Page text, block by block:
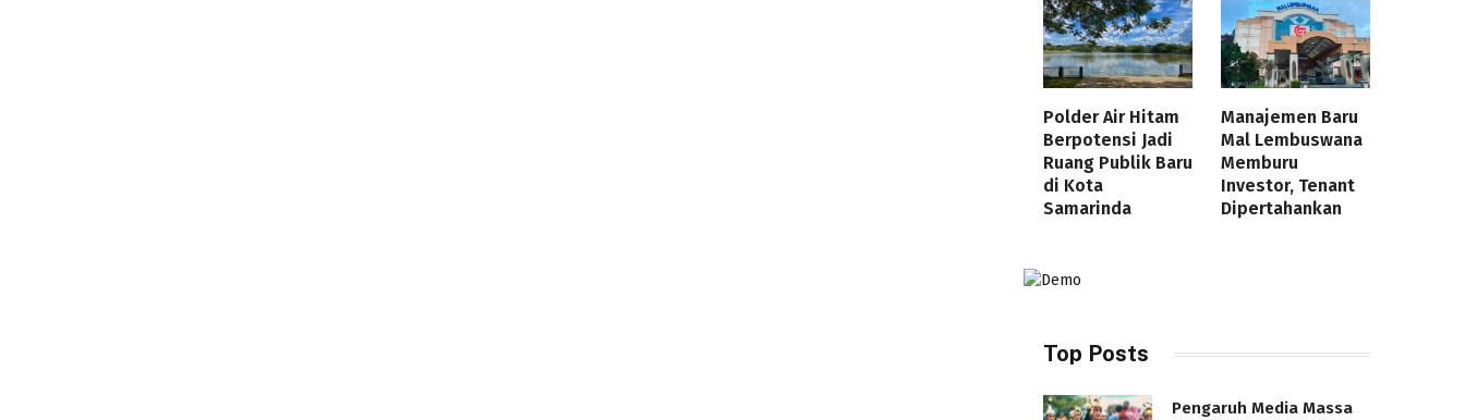
Polder Air Hitam
Berpotensi Jadi
Ruang Publik Baru
di Kota
Samarinda
Manajemen Baru
Mal Lembuswana
Memburu
Investor, Tenant
Dipertahankan
Top Posts
Pengaruh Media Massa